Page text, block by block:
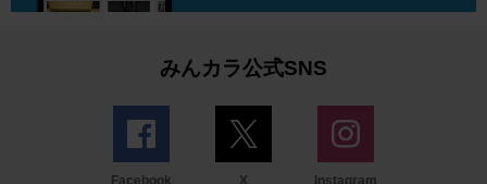
みんカラ公式SNS
Facebook X Instagram